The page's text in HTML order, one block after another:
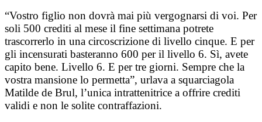
“Vostro figlio non dovrà mai più vergognarsi di voi. Per
soli 500 crediti al mese il fine settimana potrete
trascorrerlo in una circoscrizione di livello cinque. E per
gli incensurati basteranno 600 per il livello 6. Sì, avete
capito bene. Livello 6. E per tre giorni. Sempre che la
vostra mansione lo permetta”, urlava a squarciagola
Matilde de Brul, l’unica intrattenitrice a offrire crediti
validi e non le solite contraffazioni.